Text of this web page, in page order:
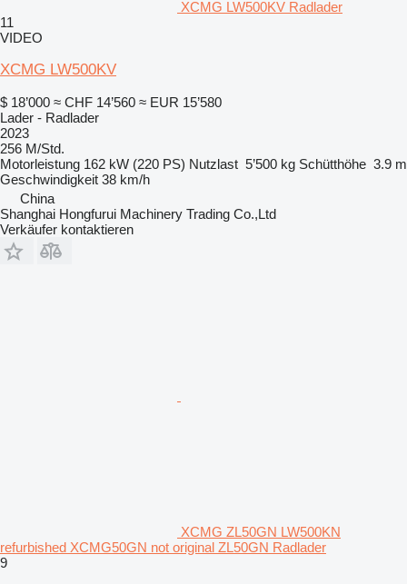
XCMG LW500KV Radlader
11
VIDEO
XCMG LW500KV
$ 18’000 ≈ CHF 14’560 ≈ EUR 15’580
Lader - Radlader
2023
256 M/Std.
Motorleistung 162 kW (220 PS) Nutzlast 5’500 kg Schütthöhe 3.9 m
Geschwindigkeit 38 km/h
China
Shanghai Hongfurui Machinery Trading Co.,Ltd
Verkäufer kontaktieren
XCMG ZL50GN LW500KN
refurbished XCMG50GN not original ZL50GN Radlader
9